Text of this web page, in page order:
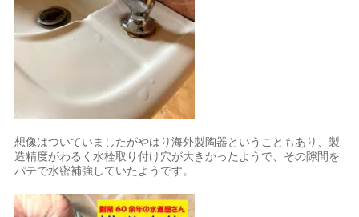
想像はついていましたがやはり海外製陶器ということもあり、製
造精度がわるく水栓取り付け穴が大きかったようで、その隙間を
パテで水密補強していたようです。